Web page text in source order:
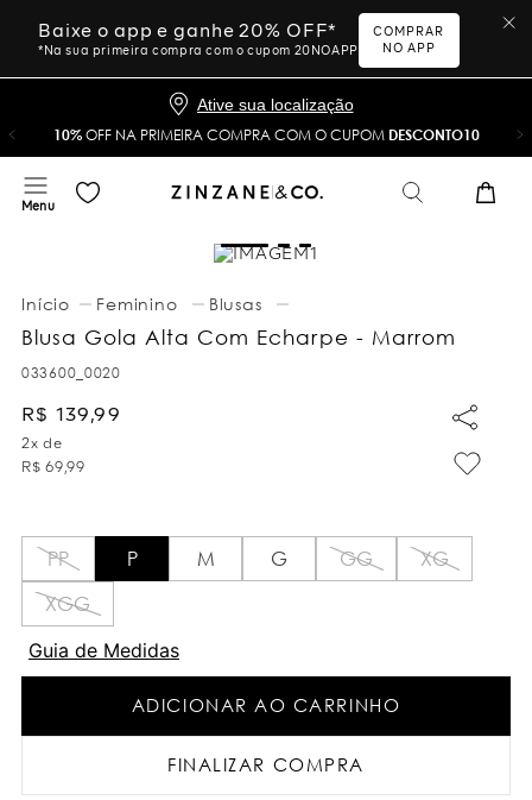
Baixe o app e ganhe 20% OFF*
*Na sua primeira compra com o cupom 20NOAPP
COMPRAR
NO APP
Ative sua localização
10%OFF NA PRIMEIRA COMPRA COM O CUPOM DESCONTO10
Feminino Blusas
Blusa Gola Alta Com Echarpe - Marrom
033600_0020
R$ 139,99
2x de
R$ 69,99
PP P M G GG
XG
XGG
Guia de Medidas
ADICIONAR AO CARRINHO
FINALIZAR COMPRA